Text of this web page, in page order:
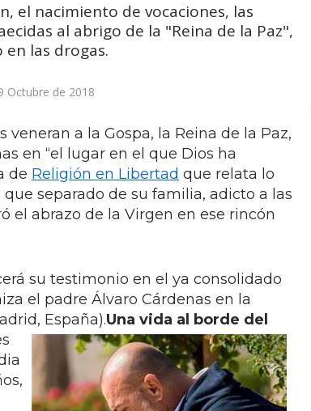
el nacimiento de vocaciones, las
al abrigo de la "Reina de la Paz",
las drogas.
Octubre de 2018
a la Gospa, la Reina de la Paz,
en “el lugar en el que Dios ha
de Religión en Libertad que relata lo
separado de su familia, adicto a las
el abrazo de la Virgen en ese rincón
su testimonio en el ya consolidado
el padre Álvaro Cárdenas en la
España).Una vida al borde del